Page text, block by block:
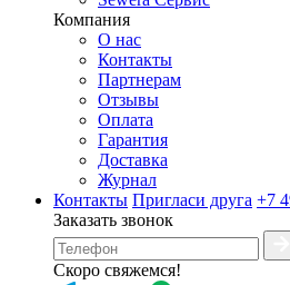
Компания
О нас
Контакты
Партнерам
Отзывы
Оплата
Гарантия
Доставка
Журнал
Контакты Пригласи друга +7
Заказать звонок
Скоро свяжемся!